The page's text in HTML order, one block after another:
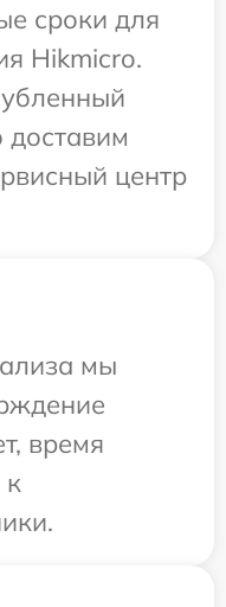
сроки для
Hikmicro.
центр
мы
время
к